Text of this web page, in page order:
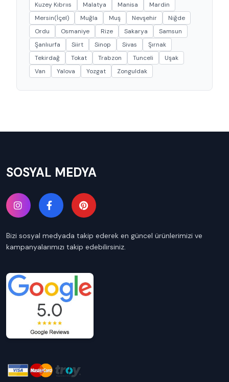
Kuzey Kıbrııs
Malatya Manisa
Mardin
Mersin(İçel)
Muğla Muş Nevşehir
Niğde
Ordu
Osmaniye Rize Sakarya
Samsun
Şanlıurfa
Siirt Sinop Sivas
Şırnak
Tekirdağ
Tokat Trabzon Tunceli
Uşak
Van
Yalova Yozgat Zonguldak
SOSYAL MEDYA
Bizi sosyal medyada takip ederek en güncel ürünlerimizi ve
kampanyalarımızı takip edebilirsiniz.